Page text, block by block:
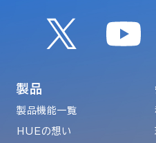
製品
製品機能一覧
HUEの想い